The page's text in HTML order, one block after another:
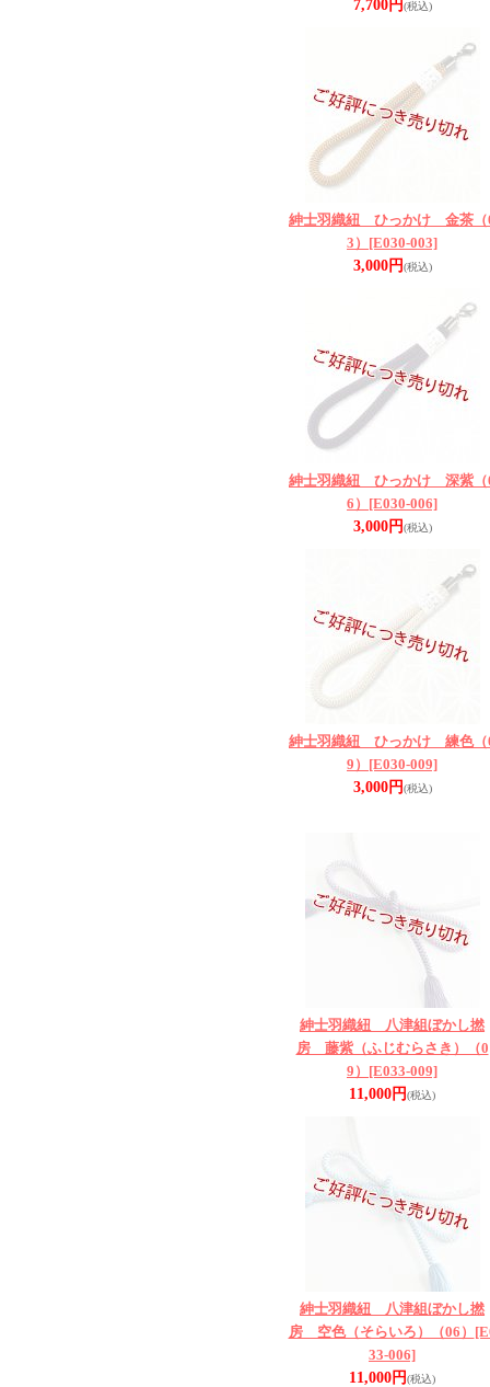
7,700円(税込)
紳士羽織紐 ひっかけ 金茶（
3） [E030-003]
3,000円(税込)
紳士羽織紐 ひっかけ 深紫（
6） [E030-006]
3,000円(税込)
紳士羽織紐 ひっかけ 練色（
9） [E030-009]
3,000円(税込)
紳士羽織紐 八津組ぼかし撚
房 藤紫（ふじむらさき）（0
9） [E033-009]
11,000円(税込)
紳士羽織紐 八津組ぼかし撚
房 空色（そらいろ）（06）
33-006]
11,000円(税込)